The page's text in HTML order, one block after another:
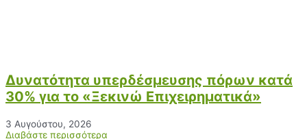
Δυνατότητα υπερδέσμευσης πόρων κατά
30% για το «Ξεκινώ Επιχειρηματικά»
3 Αυγούστου, 2026
Διαβάστε περισσότερα